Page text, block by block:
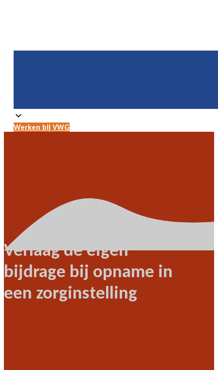
Werken bij VWG
Verlaag de eigen
bijdrage bij opname in
een zorginstelling